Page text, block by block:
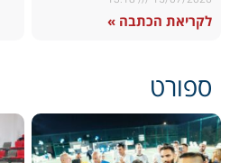
לקריאת הכתבה »
ספורט